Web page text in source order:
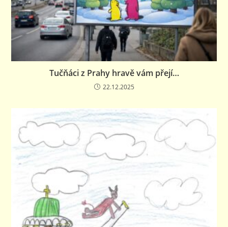
Tučňáci z Prahy hravě vám přejí…
22.12.2025